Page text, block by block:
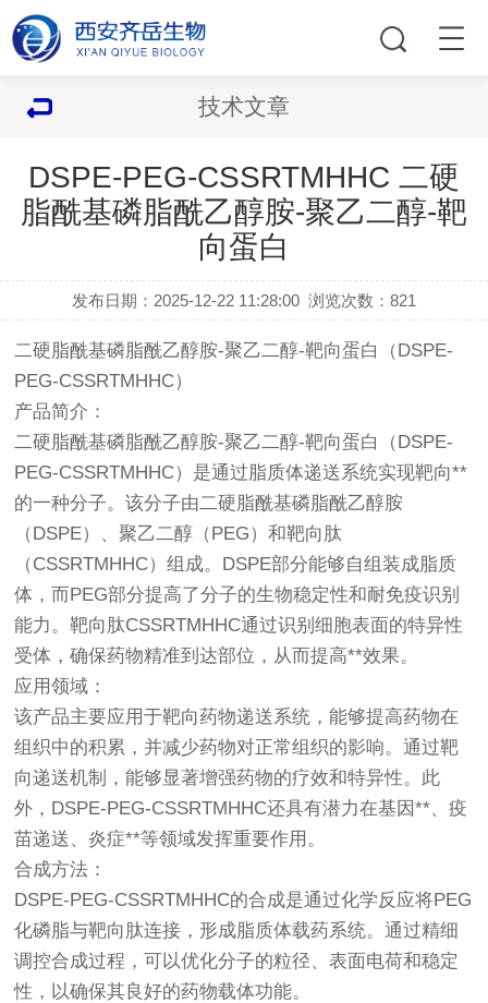
技术文章
DSPE-PEG-CSSRTMHHC 二硬
脂酰基磷脂酰乙醇胺-聚乙二醇-靶
向蛋白
发布日期：2025-12-22 11:28:00 浏览次数：821
二硬脂酰基磷脂酰乙醇胺-聚乙二醇-靶向蛋白（DSPE-
PEG-CSSRTMHHC）
产品简介：
二硬脂酰基磷脂酰乙醇胺-聚乙二醇-靶向蛋白（DSPE-
PEG-CSSRTMHHC）是通过脂质体递送系统实现靶向**
的一种分子。该分子由二硬脂酰基磷脂酰乙醇胺
（DSPE）、聚乙二醇（PEG）和靶向肽
（CSSRTMHHC）组成。DSPE部分能够自组装成脂质
体，而PEG部分提高了分子的生物稳定性和耐免疫识别
能力。靶向肽CSSRTMHHC通过识别细胞表面的特异性
受体，确保药物精准到达部位，从而提高**效果。
应用领域 ：
该产品主要应用于靶向药物递送系统，能够提高药物在
组织中的积累，并减少药物对正常组织的影响。通过靶
向递送机制，能够显著增强药物的疗效和特异性。此
外，DSPE-PEG-CSSRTMHHC还具有潜力在基因**、疫
苗递送、炎症**等领域发挥重要作用。
合成方法：
DSPE-PEG-CSSRTMHHC的合成是通过化学反应将PEG
化磷脂与靶向肽连接，形成脂质体载药系统。通过精细
调控合成过程，可以优化分子的粒径、表面电荷和稳定
性，以确保其良好的药物载体功能。